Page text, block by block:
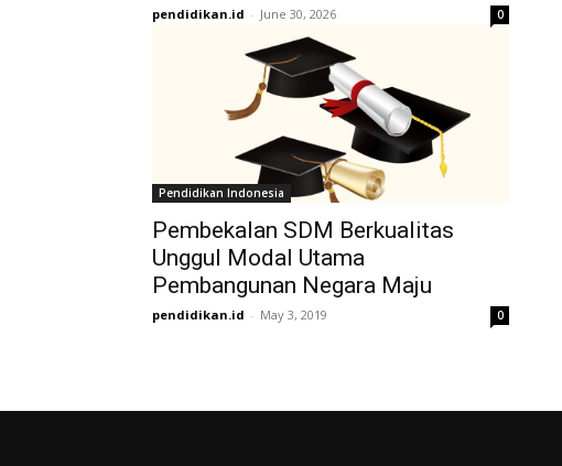
pendidikan.id - June 30, 2026 0
Pendidikan Indonesia
Pembekalan SDM Berkualitas
Unggul Modal Utama
Pembangunan Negara Maju
pendidikan.id - May 3, 2019 0